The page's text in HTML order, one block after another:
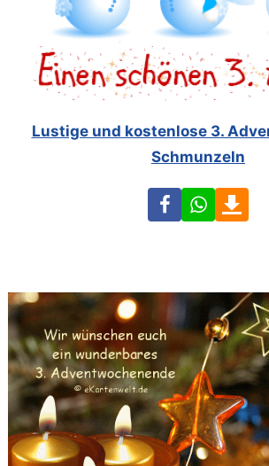
Lustige und kostenlose 3.
Schmunzeln
Facebook